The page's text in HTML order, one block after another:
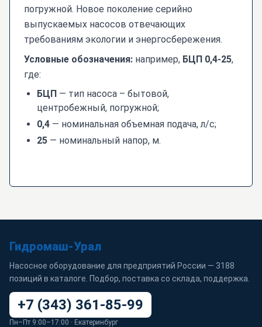
погружной. Новое поколение серийно
выпускаемых насосов отвечающих
требованиям экологии и энергосбережения.
Условные обозначения: например, БЦП 0,4-25,
где:
БЦП — тип насоса – бытовой,
центробежный, погружной;
0,4 — номинальная объемная подача, л/с;
25 — номинальный напор, м.
Гидромаш-Урал
Насосное оборудование для предприятий России — 3188
позиций в каталоге. Подбор, поставка со склада, поддержка.
+7 (343) 361-85-99
Пн–Пт 9:00–17:00 · Екатеринбург